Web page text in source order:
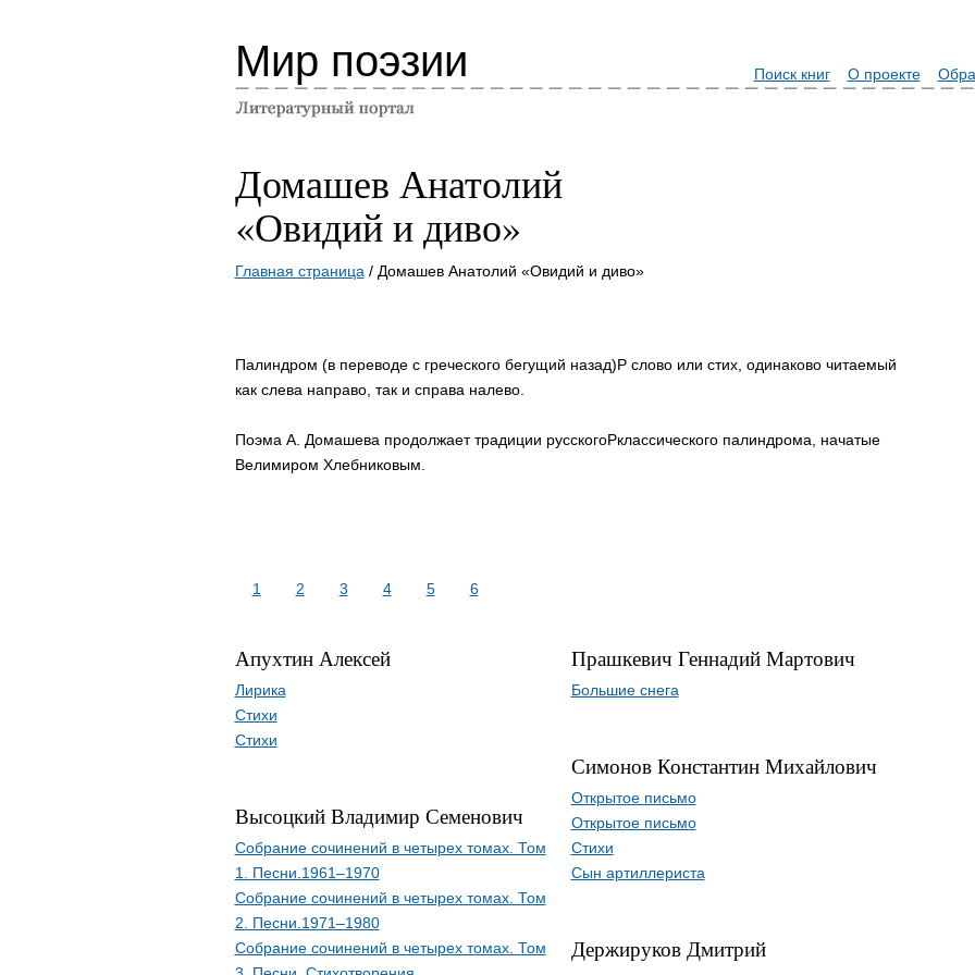
Мир поэзии Поиск книг О проекте
Домашев Анатолий
«Овидий и диво»
Главная страница / Домашев Анатолий «Овидий и диво»
Палиндром (в переводе с греческого бегущий назад)P слово или стих, одинаково читаемый
как слева направо, так и справа налево.
Поэма А. Домашева продолжает традиции русскогоPклассического палиндрома, начатые
Велимиром Хлебниковым.
1 2 3 4 5 6
Апухтин Алексей
Лирика
Стихи
Стихи
Высоцкий Владимир Семенович
Собрание сочинений в четырех томах. Том
1. Песни.1961–1970
Собрание сочинений в четырех томах. Том
2. Песни.1971–1980
Собрание сочинений в четырех томах. Том
Прашкевич Геннадий Мартович
Большие снега
Симонов Константин Михайлович
Открытое письмо
Открытое письмо
Стихи
Сын артиллериста
Держируков Дмитрий